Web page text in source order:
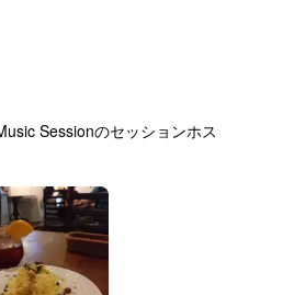
Sessionのセッションホス